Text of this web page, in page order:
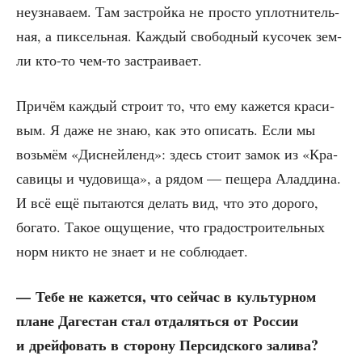
неузна­ва­ем. Там застрой­ка не про­сто уплот­ни­тель­
ная, а пик­сель­ная. Каж­дый сво­бод­ный кусо­чек зем­
ли кто-то чем-то застраивает.
При­чём каж­дый стро­ит то, что ему кажет­ся кра­си­
вым. Я даже не знаю, как это опи­сать. Если мы
возь­мём «Дис­ней­ленд»: здесь сто­ит замок из «Кра­
са­ви­цы и чудо­ви­ща», а рядом — пеще­ра Алад­ди­на.
И всё ещё пыта­ют­ся делать вид, что это доро­го,
бога­то. Такое ощу­ще­ние, что гра­до­стро­и­тель­ных
норм никто не зна­ет и не соблюдает.
— Тебе не кажет­ся, что сей­час в куль­тур­ном
плане Даге­стан стал отда­лять­ся от Рос­сии
и дрей­фо­вать в сто­ро­ну Пер­сид­ско­го залива?